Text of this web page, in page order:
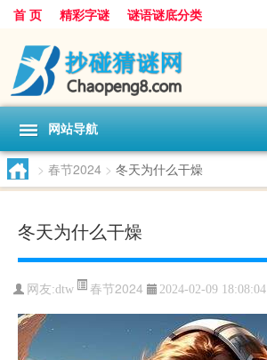
首 页 精彩字谜 谜语谜底分类
网站导航
> 春节2024 > 冬天为什么干燥
冬天为什么干燥
网友:dtw 春节2024 2024-02-09 18:08:04